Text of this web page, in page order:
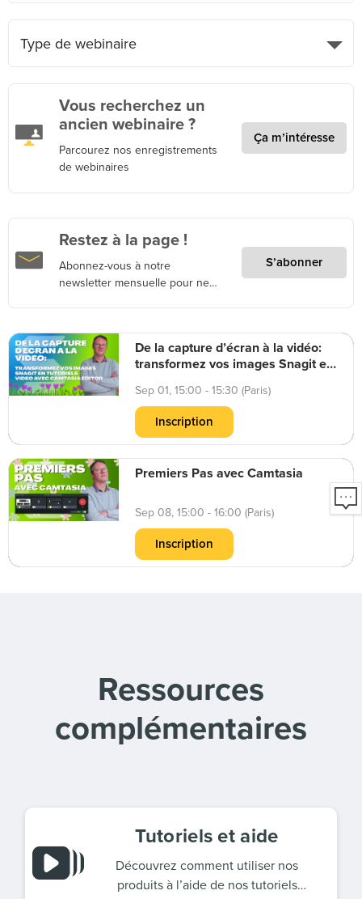
Type de webinaire
Vous recherchez un
ancien webinaire ?
Parcourez nos enregistrements
de webinaires
Ça m’intéresse
Restez à la page !
Abonnez-vous à notre
newsletter mensuelle pour ne
S’abonner
De la capture d’écran à la vidéo:
transformez vos images Snagit en
Editor
Sep 01, 15:00 - 15:30 (Paris)
Inscription
Premiers Pas avec Camtasia
Sep 08, 15:00 - 16:00 (Paris)
Inscription
Ressources
complémentaires
Tutoriels et aide
Découvrez comment utiliser nos
produits à l’aide de nos tutoriels